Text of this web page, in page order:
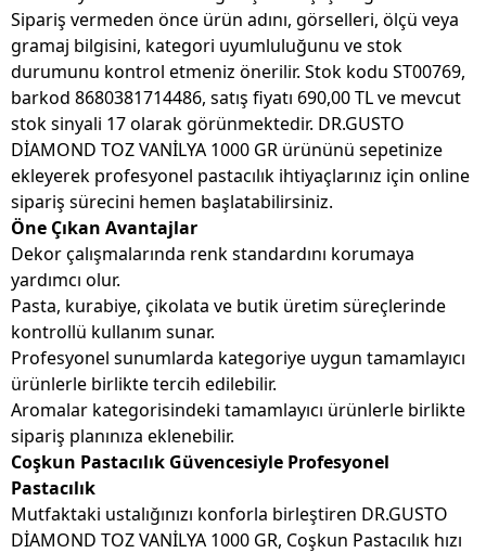
Sipariş vermeden önce ürün adını, görselleri, ölçü veya
gramaj bilgisini, kategori uyumluluğunu ve stok
durumunu kontrol etmeniz önerilir. Stok kodu ST00769,
barkod 8680381714486, satış fiyatı 690,00 TL ve mevcut
stok sinyali 17 olarak görünmektedir. DR.GUSTO
DİAMOND TOZ VANİLYA 1000 GR ürününü sepetinize
ekleyerek profesyonel pastacılık ihtiyaçlarınız için online
sipariş sürecini hemen başlatabilirsiniz.
Öne Çıkan Avantajlar
Dekor çalışmalarında renk standardını korumaya
yardımcı olur.
Pasta, kurabiye, çikolata ve butik üretim süreçlerinde
kontrollü kullanım sunar.
Profesyonel sunumlarda kategoriye uygun tamamlayıcı
ürünlerle birlikte tercih edilebilir.
Aromalar kategorisindeki tamamlayıcı ürünlerle birlikte
sipariş planınıza eklenebilir.
Coşkun Pastacılık Güvencesiyle Profesyonel
Pastacılık
Mutfaktaki ustalığınızı konforla birleştiren DR.GUSTO
DİAMOND TOZ VANİLYA 1000 GR, Coşkun Pastacılık hızı